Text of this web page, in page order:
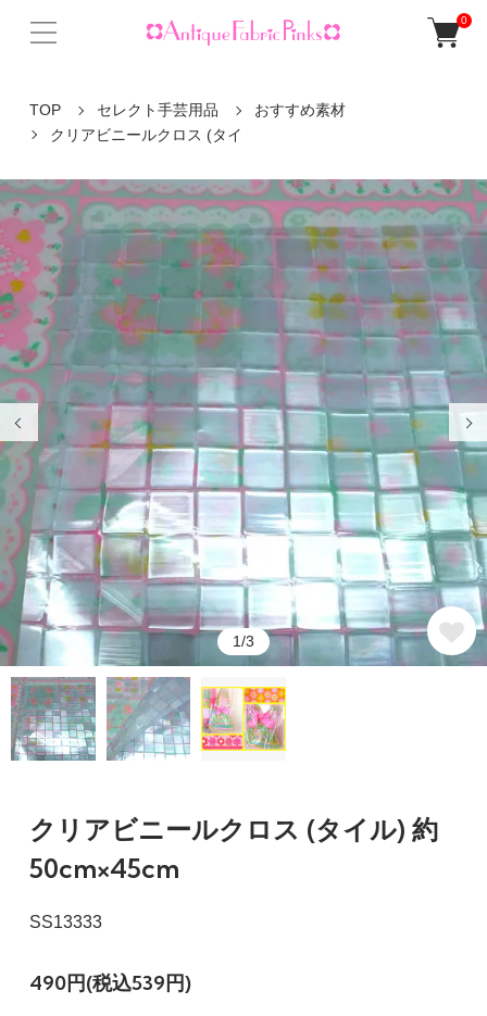
0
TOP セレクト手芸用品
おすすめ素材
クリアビニールクロス (タイ
1/3
クリアビニールクロス (タイル) 約
50cm×45cm
SS13333
490円(税込539円)